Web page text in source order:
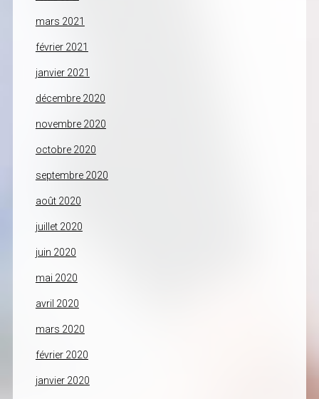
mars 2021
février 2021
janvier 2021
décembre 2020
novembre 2020
octobre 2020
septembre 2020
août 2020
juillet 2020
juin 2020
mai 2020
avril 2020
mars 2020
février 2020
janvier 2020